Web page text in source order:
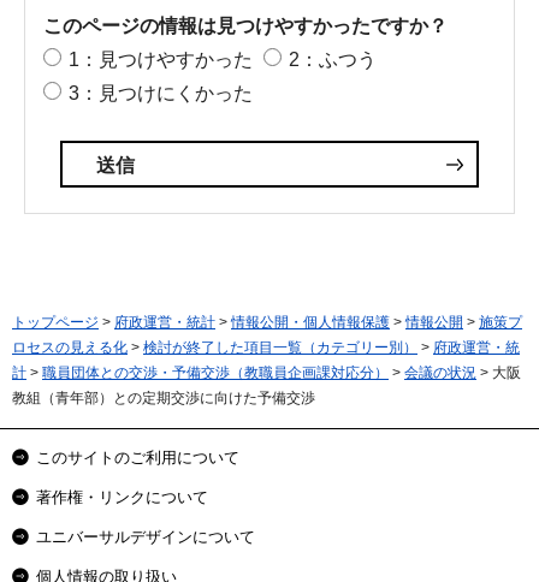
このページの情報は見つけやすかったですか？
1：見つけやすかった
2：ふつう
3：見つけにくかった
トップページ > 府政運営・統計 >情報公開・個人情報保護 >情報公開 > 施策プ
ロセスの見える化 > 検討が終了した項目一覧（カテゴリー別） > 府政運営・統
計 > 職員団体との交渉・予備交渉（教職員企画課対応分） > 会議の状況 > 大阪
教組（青年部）との定期交渉に向けた予備交渉
このサイトのご利用について
著作権・リンクについて
ユニバーサルデザインについて
個人情報の取り扱い